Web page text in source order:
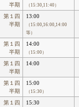
半期 （15:30,11:40）
第１四
半期
13:00
（15:00,16:00,14:00
等）
第１四
半期
14:00
（15:00）
第１四
半期
14:00
第１四
半期
15:00
（15:30）
第１四
15:30